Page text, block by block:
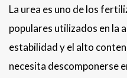
La urea es uno de los
populares utilizados en la
estabilidad y el alto
necesita descomponerse